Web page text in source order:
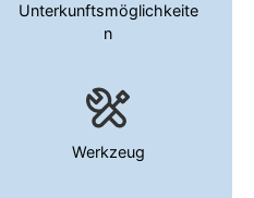
Unterkunftsmöglichkeite
n
Werkzeug